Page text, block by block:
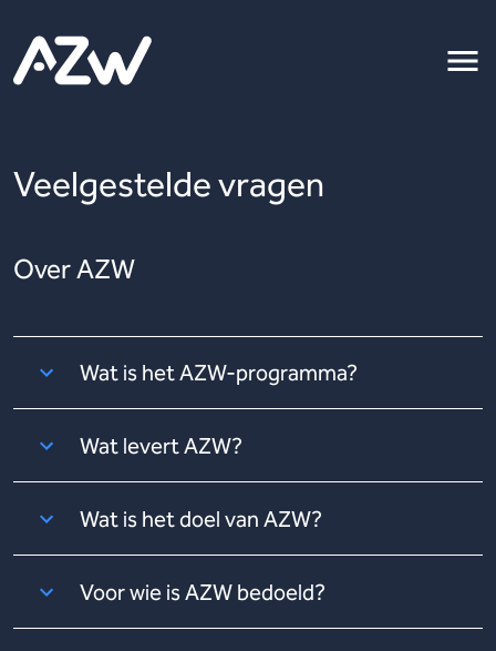
Veelgestelde vragen
Over AZW
Wat is het AZW-programma?
Wat levert AZW?
Wat is het doel van AZW?
Voor wie is AZW bedoeld?